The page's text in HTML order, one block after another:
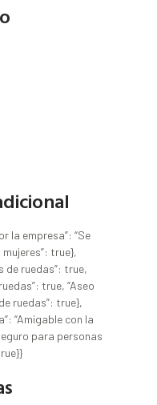
la empresa”: “Se
true},
de ruedas”: true,
true, “Aseo
ruedas”: true},
“Amigable con la
para personas